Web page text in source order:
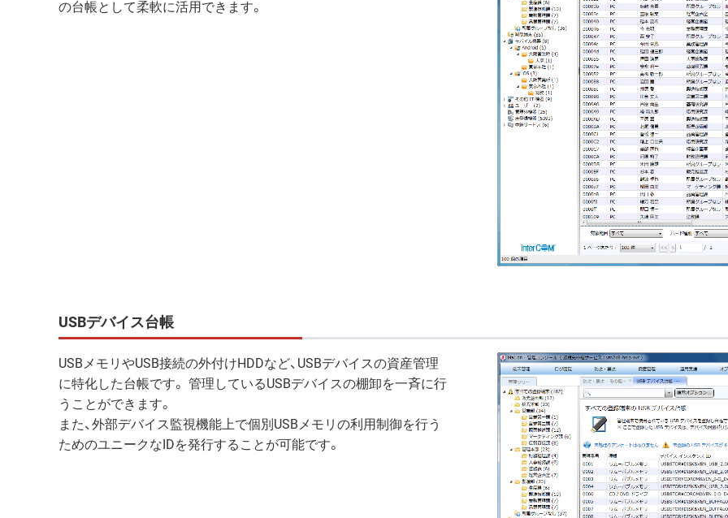
の台帳として柔軟に活用できます。
USBデバイス台帳
USBメモリやUSB接続の外付けHDDなど、USBデバイスの資産管理
に特化した台帳です。 管理しているUSBデバイスの棚卸を一斉に行
うことができます。
また、外部デバイス監視機能上で個別USBメモリの利用制御を行う
ためのユニークなIDを発行することが可能です。